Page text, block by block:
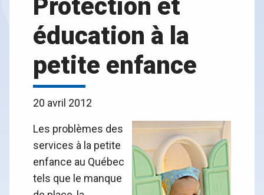
Protection et
éducation à la
petite enfance
20 avril 2012
Les problèmes des
services à la petite
enfance au Québec
tels que le manque